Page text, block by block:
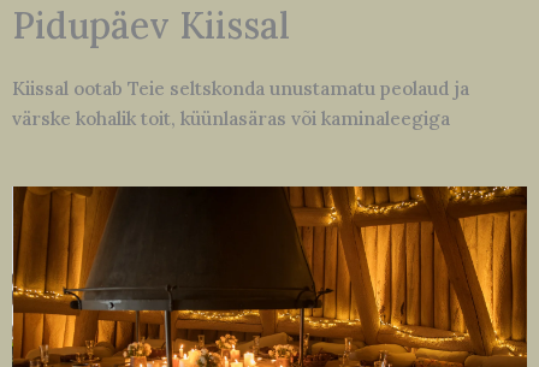
Pidupäev Kiissal
Kiissal ootab Teie seltskonda unustamatu peolaud ja
värske kohalik toit, küünlasäras või kaminaleegiga